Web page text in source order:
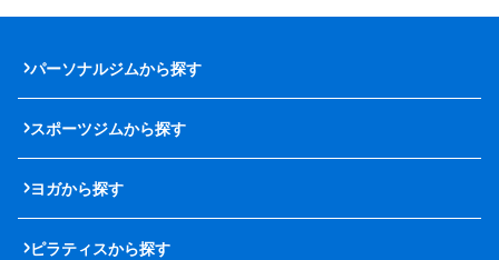
パーソナルジムから探す
スポーツジムから探す
ヨガから探す
ピラティスから探す